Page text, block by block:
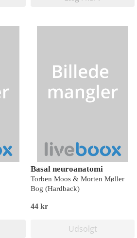
Basal neuroanatomi
Torben Moos & Morten Møller
Bog (Hardback)
44 kr
Udsolgt